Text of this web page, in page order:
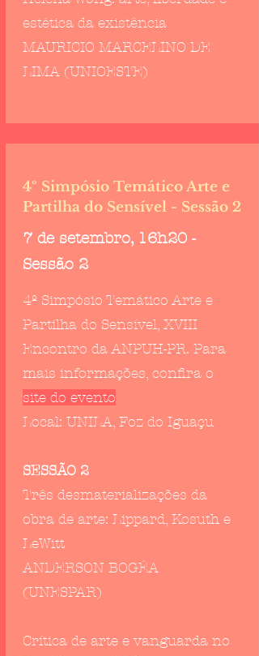
estética da existência
MAURICIO MARCELINO DE
LIMA (UNIOESTE)
4º Simpósio Temático Arte e
Partilha do Sensível - Sessão 2
7 de setembro, 16h20 -
Sessão 2
4º Simpósio Temático Arte e
Partilha do Sensível, XVIII
Encontro da ANPUH-PR. Para
mais informações, confira o
site do evento
Local: UNILA, Foz do Iguaçu
SESSÃO 2
Três desmaterializações da
obra de arte: Lippard, Kosuth e
LeWitt
ANDERSON BOGÉA
(UNESPAR)
Crítica de arte e vanguarda no